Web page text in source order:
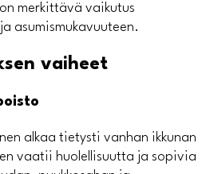
merkittävä vaikutus
asumismukavuuteen.
vaiheet
alkaa tietysti vanhan ikkunan
vaatii huolellisuutta ja sopivia